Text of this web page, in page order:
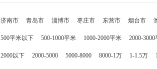
济南市 青岛市 淄博市 枣庄市 东营市 烟台市
500平米以下 500-1000平米 1000-2000平米 2000-3000
2000以下 2000-5000 5000-8000 8000-1万 1-1.5万